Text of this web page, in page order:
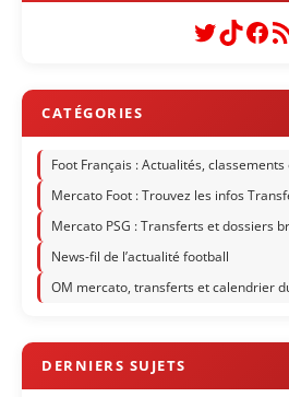
Twitter
Foot Français : Actualités,
Mercato Foot : Trouvez les infos
Mercato PSG : Transferts et dossiers
News-fil de l’actualité football
OM mercato, transferts et calendrier